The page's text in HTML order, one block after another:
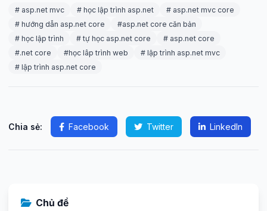
# asp.net mvc # học lập trình asp.net
# asp.net mvc core
# hướng dẫn asp.net core
#asp.net core căn bản
# học lập trình
# tự học asp.net core
# asp.net core
#.net core
#học lâp trình web
# lập trình asp.net mvc
# lập trình asp.net core
Chia sẻ: Facebook Twitter LinkedIn
Chủ đề